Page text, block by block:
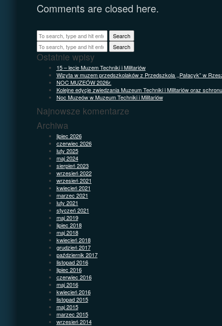
Comments are closed here.
Search
Search
Ostatnie wpisy
15 – lecie Muzem Techniki i Militariów
Wizyta w muzem przedszkolaków z Przedszkola ,,Pałacyk” w
NOC MUZEÓW 2026r.
Kolejne edycje zwiedzania Muzeum Techniki i Militariów oraz
Noc Muzeów w Muzeum Techniki i Militariów
Najnowsze komentarze
Archiwa
lipiec 2026
czerwiec 2026
luty 2025
maj 2024
sierpień 2023
wrzesień 2022
wrzesień 2021
kwiecień 2021
marzec 2021
luty 2021
styczeń 2021
maj 2019
lipiec 2018
maj 2018
kwiecień 2018
grudzień 2017
październik 2017
listopad 2016
lipiec 2016
czerwiec 2016
maj 2016
kwiecień 2016
listopad 2015
maj 2015
marzec 2015
wrzesień 2014